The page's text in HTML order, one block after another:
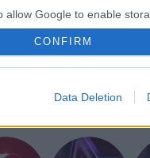
allow Google to enable
allow Google to enable
functionality and
CONFIRM
Data Deletion
ŐSZI SZEZON 2024 ŐSZI